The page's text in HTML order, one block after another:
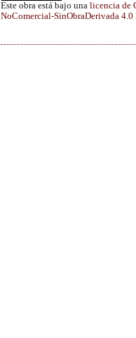
Este obra está bajo una licencia de
NoComercial-SinObraDerivada